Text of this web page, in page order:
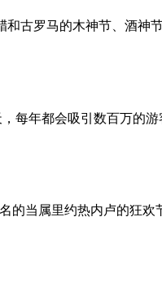
古罗马的木神节、酒
每年都会吸引数百万的
当属里约热内卢的狂